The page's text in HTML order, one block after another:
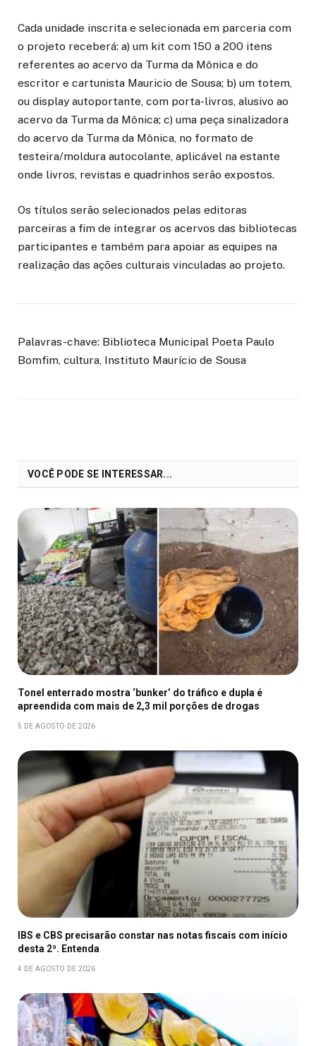
Cada unidade inscrita e selecionada em parceria com
o projeto receberá: a) um kit com 150 a 200 itens
referentes ao acervo da Turma da Mônica e do
escritor e cartunista Mauricio de Sousa; b) um totem,
ou display autoportante, com porta-livros, alusivo ao
acervo da Turma da Mônica; c) uma peça sinalizadora
do acervo da Turma da Mônica, no formato de
testeira/moldura autocolante, aplicável na estante
onde livros, revistas e quadrinhos serão expostos.
Os títulos serão selecionados pelas editoras
parceiras a fim de integrar os acervos das bibliotecas
participantes e também para apoiar as equipes na
realização das ações culturais vinculadas ao projeto.
Palavras-chave: Biblioteca Municipal Poeta Paulo
Bomfim, cultura, Instituto Maurício de Sousa
VOCÊ PODE SE INTERESSAR...
Tonel enterrado mostra ‘bunker’ do tráfico e dupla é
apreendida com mais de 2,3 mil porções de drogas
5 DE AGOSTO DE 2026
IBS e CBS precisarão constar nas notas fiscais com início
desta 2ª. Entenda
4 DE AGOSTO DE 2026